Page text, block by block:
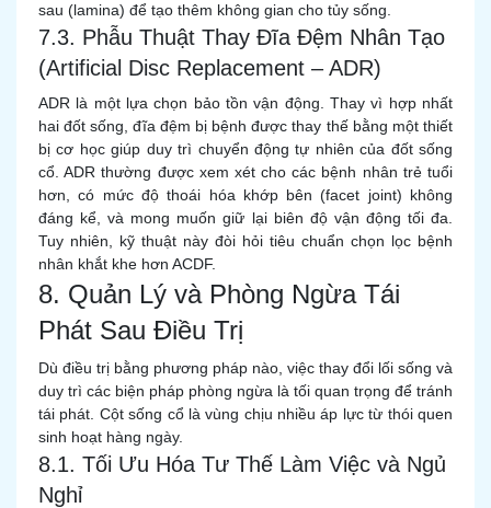
sau (lamina) để tạo thêm không gian cho tủy sống.
7.3. Phẫu Thuật Thay Đĩa Đệm Nhân Tạo
(Artificial Disc Replacement – ADR)
ADR là một lựa chọn bảo tồn vận động. Thay vì hợp nhất
hai đốt sống, đĩa đệm bị bệnh được thay thế bằng một thiết
bị cơ học giúp duy trì chuyển động tự nhiên của đốt sống
cổ. ADR thường được xem xét cho các bệnh nhân trẻ tuổi
hơn, có mức độ thoái hóa khớp bên (facet joint) không
đáng kể, và mong muốn giữ lại biên độ vận động tối đa.
Tuy nhiên, kỹ thuật này đòi hỏi tiêu chuẩn chọn lọc bệnh
nhân khắt khe hơn ACDF.
8. Quản Lý và Phòng Ngừa Tái
Phát Sau Điều Trị
Dù điều trị bằng phương pháp nào, việc thay đổi lối sống và
duy trì các biện pháp phòng ngừa là tối quan trọng để tránh
tái phát. Cột sống cổ là vùng chịu nhiều áp lực từ thói quen
sinh hoạt hàng ngày.
8.1. Tối Ưu Hóa Tư Thế Làm Việc và Ngủ
Nghỉ